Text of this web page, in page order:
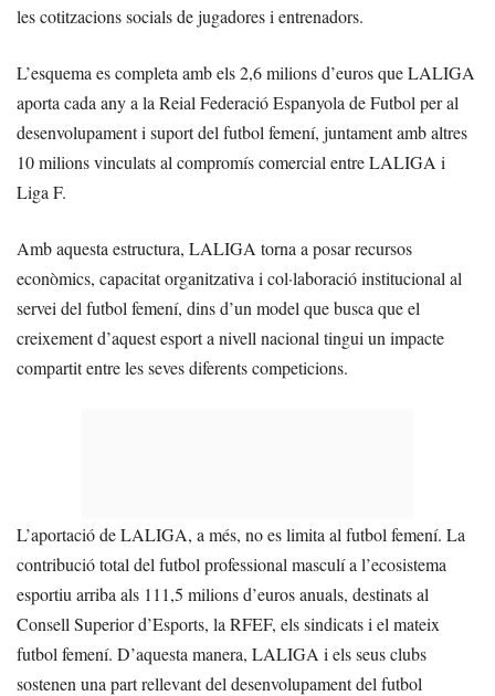
les cotitzacions socials de jugadores i entrenadors.
L’esquema es completa amb els 2,6 milions d’euros que LALIGA
aporta cada any a la Reial Federació Espanyola de Futbol per al
desenvolupament i suport del futbol femení, juntament amb altres
10 milions vinculats al compromís comercial entre LALIGA i
Liga F.
Amb aquesta estructura, LALIGA torna a posar recursos
econòmics, capacitat organitzativa i col·laboració institucional al
servei del futbol femení, dins d’un model que busca que el
creixement d’aquest esport a nivell nacional tingui un impacte
compartit entre les seves diferents competicions.
L’aportació de LALIGA, a més, no es limita al futbol femení. La
contribució total del futbol professional masculí a l’ecosistema
esportiu arriba als 111,5 milions d’euros anuals, destinats al
Consell Superior d’Esports, la RFEF, els sindicats i el mateix
futbol femení. D’aquesta manera, LALIGA i els seus clubs
sostenen una part rellevant del desenvolupament del futbol